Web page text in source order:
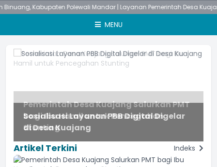
Kabupaten Polewali Mandar | Layanan Pemerintah Desa Kuajang
MENU
Pemerintah Desa Kuajang Salurkan PMT
bagi Ibu Hamil untuk Pencegahan
Stunting
Sosialisasi Layanan PBB Digital Digelar
di Desa Kuajang
Artikel Terkini Indeks